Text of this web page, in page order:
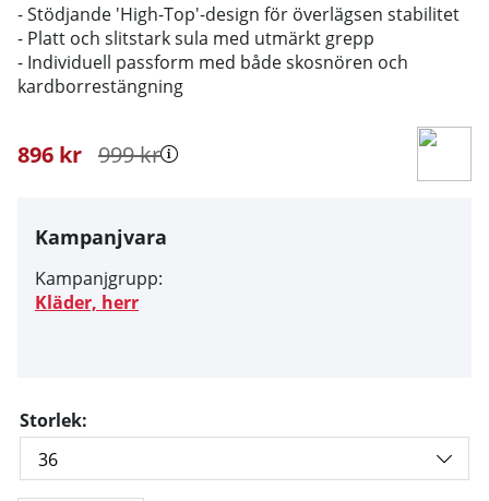
- Stödjande 'High-Top'-design för överlägsen stabilitet
- Platt och slitstark sula med utmärkt grepp
- Individuell passform med både skosnören och
kardborrestängning
999kr
896 kr
Kampanjvara
Kampanjgrupp:
Kläder, herr
Storlek: